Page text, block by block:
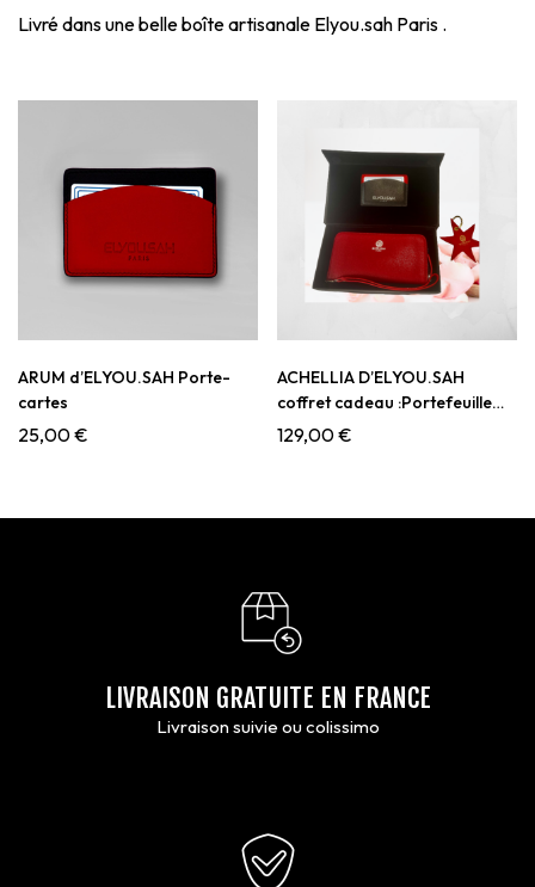
Livré dans une belle boîte artisanale Elyou.sah Paris .
ARUM d’ELYOU.SAH Porte-
cartes
25,00€
ACHELLIA D’ELYOU.SAH
coffret cadeau :Portefeuille
,Porte-clés et Porte cartes
129,00€
LIVRAISON GRATUITE EN FRANCE
Livraison suivie ou colissimo